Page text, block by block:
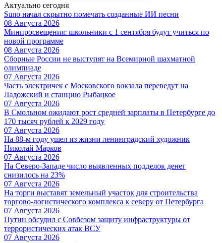
Актуально сегодня
Suno начал скрытно помечать созданные ИИ песни
08 Августа 2026
Минпросвещения: школьники с 1 сентября будут учиться по
новой программе
08 Августа 2026
Сборные России не выступят на Всемирной шахматной
олимпиаде
07 Августа 2026
Часть электричек с Московского вокзала переведут на
Ладожский и станцию Рыбацкое
07 Августа 2026
В Смольном ожидают рост средней зарплаты в Петербурге до
170 тысяч рублей к 2029 году
07 Августа 2026
На 88-м году ушел из жизни ленинградский художник
Николай Марков
07 Августа 2026
На Северо-Западе число выявленных подделок денег
снизилось на 23%
07 Августа 2026
На торги выставят земельный участок для строительства
торгово-логистического комплекса к северу от Петербурга
07 Августа 2026
Путин обсудил с Совбезом защиту инфраструктуры от
террористических атак ВСУ
07 Августа 2026